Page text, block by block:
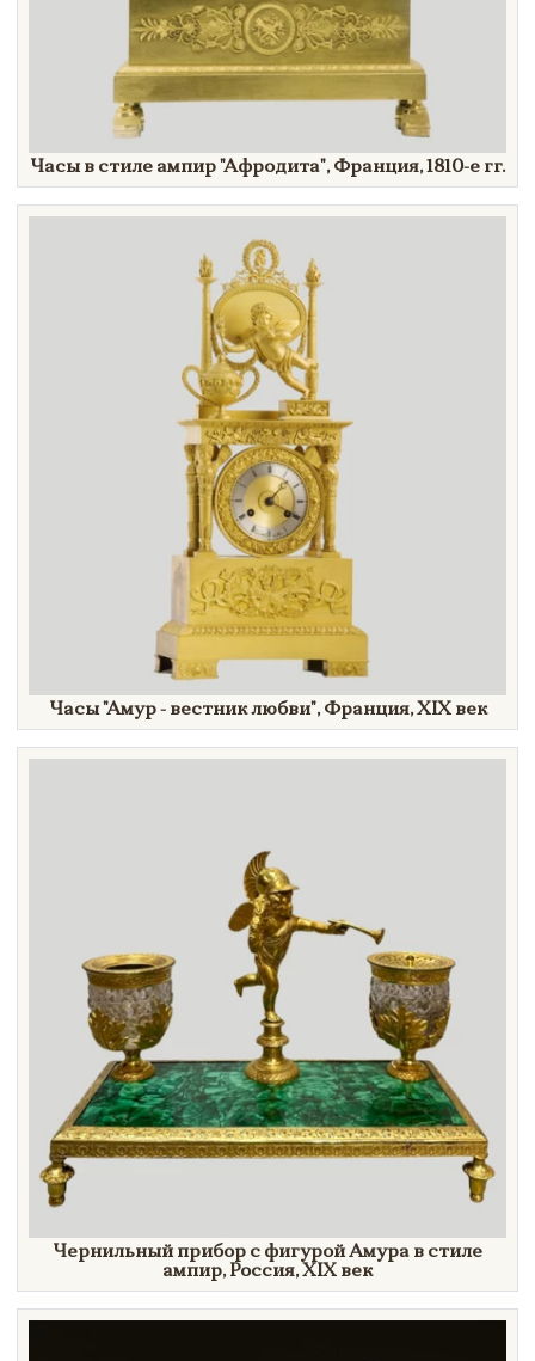
Часы в стиле ампир"Афродита", Франция,1810-е гг.
Часы"Амур- вестниклюбви", Франция,XIX век
Чернильный прибор с фигурой Амура в стиле
ампир, Россия,XIX век